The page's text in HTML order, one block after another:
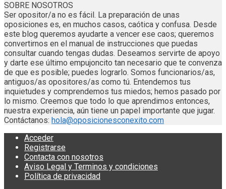
SOBRE NOSOTROS
Ser opositor/a no es fácil. La preparación de unas
oposiciones es, en muchos casos, caótica y confusa. Desde
este blog queremos ayudarte a vencer ese caos; queremos
convertirnos en el manual de instrucciones que puedas
consultar cuando tengas dudas. Deseamos servirte de apoyo
y darte ese último empujoncito tan necesario que te convenza
de que es posible; puedes lograrlo. Somos funcionarios/as,
antiguos/as opositores/as como tú. Entendemos tus
inquietudes y comprendemos tus miedos; hemos pasado por
lo mismo. Creemos que todo lo que aprendimos entonces,
nuestra experiencia, aún tiene un papel importante que jugar.
Contáctanos: hola@oposicionesconexito.com
Acceder
Registrarse
Contacta con nosotros
Aviso Legal y Terminos y condiciones
Política de privacidad